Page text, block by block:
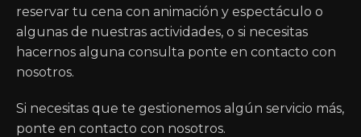
reservar tu cena con animación y espectáculo o
algunas de nuestras actividades, o si necesitas
hacernos alguna consulta ponte en contacto con
nosotros.
Si necesitas que te gestionemos algún servicio más,
ponte en contacto con nosotros.